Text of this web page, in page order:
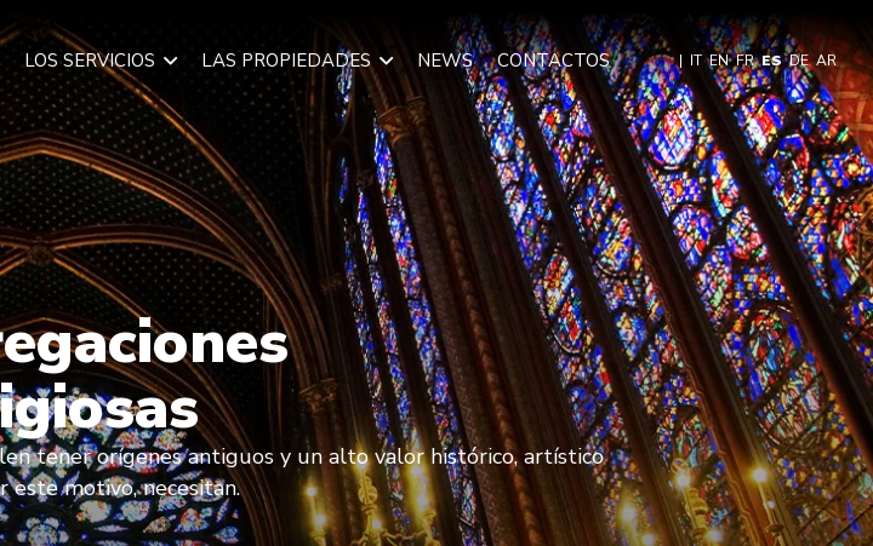
LOS SERVICIOS LAS PROPIEDADES NEWS CONTACTOS | IT EN FR ES DE AR
tener orígenes antiguos y un alto valor histórico, artístico
este motivo, necesitan.